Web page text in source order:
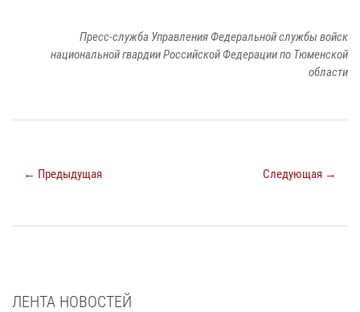
Пресс-служба Управления Федеральной службы войск
национальной гвардии Российской Федерации по Тюменской
области
← Предыдущая Следующая →
ЛЕНТА НОВОСТЕЙ